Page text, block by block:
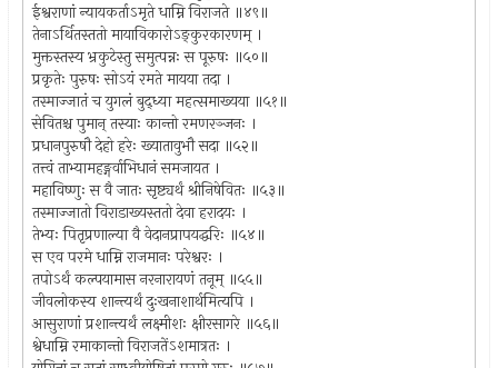
ईश्वराणां न्यायकर्ताऽमृते धाम्नि विराजते ॥४९॥
तेनाऽर्थितस्ततो मायाविकारोऽङ्कुरकारणम् ।
मुक्तस्तस्य भ्रकुटेस्तु समुत्पन्नः स पूरुषः ॥५०॥
प्रकृतेः पुरुषः सोऽयं रमते मायया तदा ।
तस्माज्जातं च युगलं बुद्ध्या महत्समाख्यया ॥५१॥
सेवितश्च पुमान् तस्याः कान्तो रमणरञ्जनः ।
प्रधानपुरुषौ देहो हरेः ख्यातावुभौ सदा ॥५२॥
तत्त्वं ताभ्यामहङ्गर्वाभिधानं समजायत ।
महाविष्णुः स वै जातः सृष्ट्यर्थं श्रीनिषेवितः ॥५३॥
तस्माज्जातो विराडाख्यस्ततो देवा हरादयः ।
तेभ्यः पितृप्रणाल्या वै वेदानप्रापयद्धरिः ॥५४॥
स एव परमे धाम्नि राजमानः परेश्वरः ।
तपोऽर्थं कल्पयामास नरनारायणं तनूम् ॥५५॥
जीवलोकस्य शान्त्यर्थं दुःखनाशार्थमित्यपि ।
आसुराणां प्रशान्त्यर्थं लक्ष्मीशः क्षीरसागरे ॥५६॥
श्वेधाम्नि रमाकान्तो विराजतेंऽशमात्रतः ।